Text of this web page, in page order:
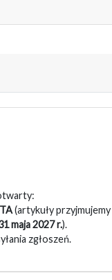
(artykuły przyjmujemy
maja 2027 r.).
zgłoszeń.